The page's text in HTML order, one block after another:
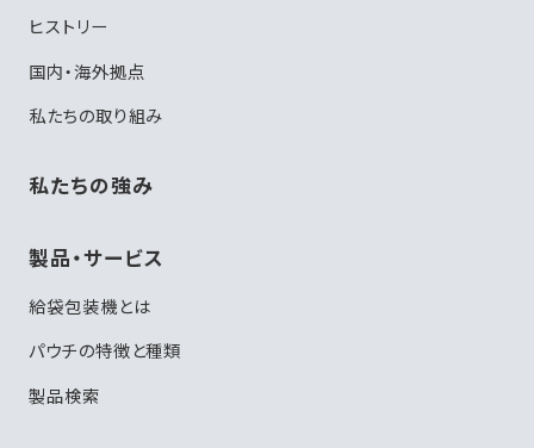
ヒストリー
国内・海外拠点
私たちの取り組み
私たちの強み
製品・サービス
給袋包装機とは
パウチの特徴と種類
製品検索